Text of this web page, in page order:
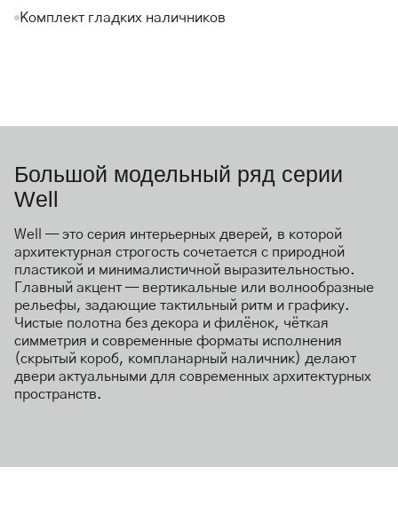
Комплект гладких наличников
Большой модельный ряд серии
Well
Well — это серия интерьерных дверей, в которой
архитектурная строгость сочетается с природной
пластикой и минималистичной выразительностью.
Главный акцент — вертикальные или волнообразные
рельефы, задающие тактильный ритм и графику.
Чистые полотна без декора и филёнок, чёткая
симметрия и современные форматы исполнения
(скрытый короб, компланарный наличник) делают
двери актуальными для современных архитектурных
пространств.